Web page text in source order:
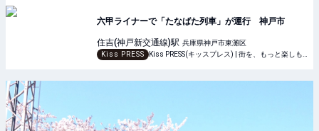
六甲ライナーで「たなばた列車」が運行 神戸市
住吉(神戸新交通線)駅 兵庫県神戸市東灘区
Kiss PRESS